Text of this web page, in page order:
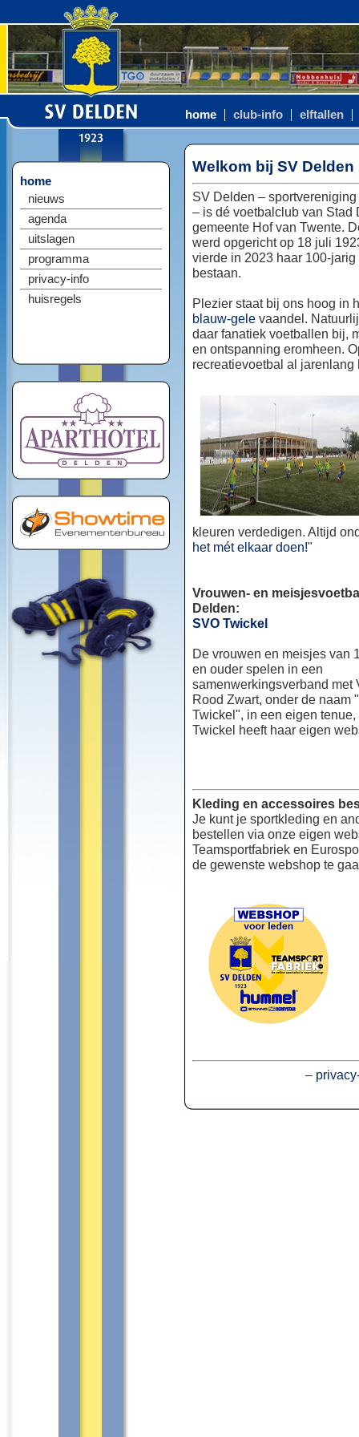
home club-info elftallen
home
nieuws
agenda
uitslagen
programma
privacy-info
huisregels
Welkom bij SV Delden
SV Delden –
– is dé voetbalclub van Stad
gemeente Hof van Twente.
werd opgericht op 18 juli
vierde in 2023 haar 100-jarig
bestaan.
Plezier staat bij ons hoog in
blauw-gele vaandel.
daar fanatiek voetballen bij,
en ontspanning eromheen.
recreatievoetbal al jarenlang
kleuren verdedigen. Altijd
het mét elkaar doen!"
Vrouwen- en
Delden:
SVO Twickel
De vrouwen en meisjes van
en ouder spelen in een
samenwerkingsverband met
Rood Zwart, onder de naam
Twickel", in een eigen
Twickel heeft haar eigen
Kleding en accessoires
Je kunt je sportkleding en
bestellen via onze eigen
Teamsportfabriek en
de gewenste webshop te
–